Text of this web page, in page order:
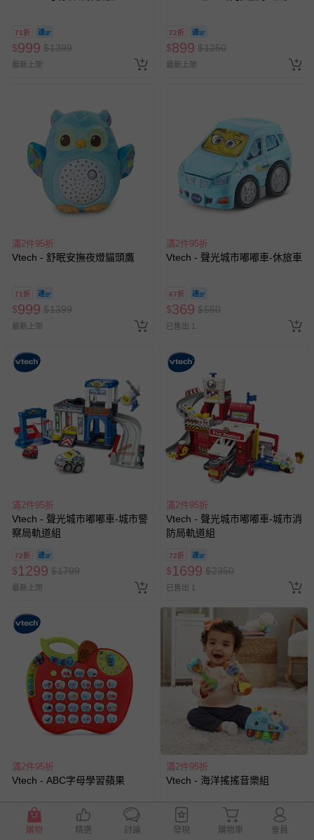
71折
$999 $1399
最新上架
72折
$899 $1250
最新上架
滿2件95折
Vtech - 舒眠安撫夜燈貓頭鷹
71折
$999 $1399
最新上架
滿2件95折
Vtech - 聲光城市嘟嘟車-休旅車
67折
$369 $550
已售出 1
滿2件95折
Vtech - 聲光城市嘟嘟車-城市警
察局軌道組
72折
$1299 $1799
最新上架
滿2件95折
Vtech - 聲光城市嘟嘟車-城市消
防局軌道組
72折
$1699 $2350
已售出 1
滿2件95折
Vtech - ABC字母學習蘋果
71折
999
滿2件95折
Vtech - 海洋搖搖音樂組
69折
899 1299
購物 精選 討論 發現 購物車 會員